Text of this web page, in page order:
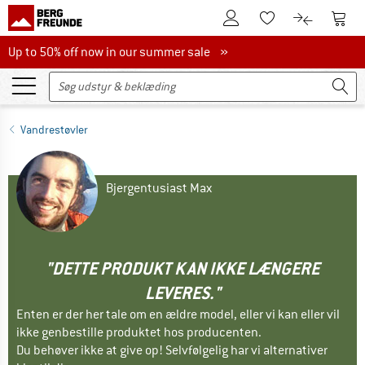
Til kundekontoenTil huskesedlen.
Til Til
Up to 50% off now in our summer sale
Up to 50% off now in our summer sale »
Vandrestøvler
Bjergentusiast Max
"DETTE PRODUKT KAN IKKE LÆNGERE
LEVERES."
Enten er der her tale om en ældre model, eller vi kan eller vil
ikke genbestille produktet hos producenten.
Du behøver ikke at give op! Selvfølgelig har vi alternativer